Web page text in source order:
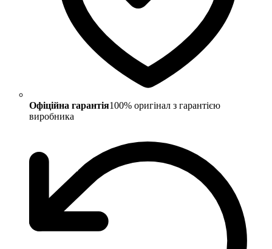
Офіційна гарантія100% оригінал з гарантією
виробника